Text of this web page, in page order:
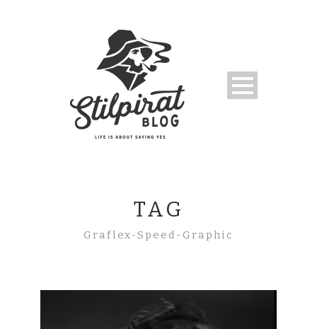
TAG
Graflex-Speed-Graphic